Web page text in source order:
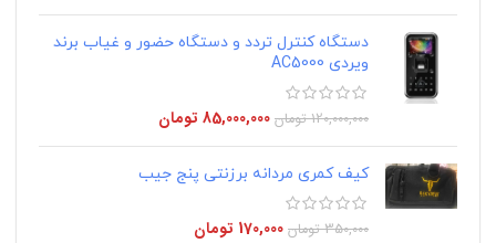
دستگاه کنترل تردد و دستگاه حضور و غیاب برند
ویردی AC5000
120,000,000 تومان 85,000,000 تومان
کیف کمری مردانه برزنتی پنج جیب
350,000 تومان 170,000 تومان